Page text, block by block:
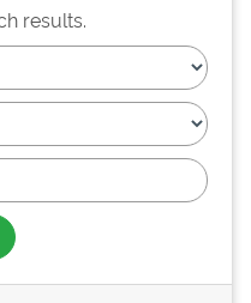
results.